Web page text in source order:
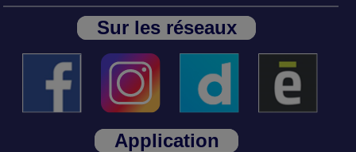
Sur les réseaux
Application